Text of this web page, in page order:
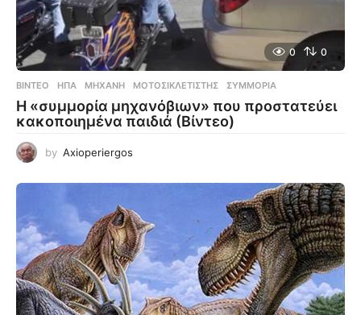
0 0
ΒΊΝΤΕΟ ΗΠΑ ,ΜΗΧΑΝΉ ,ΜΟΤΟΣΙΚΛΕΤΙΣΤΉΣ ,ΣΥΜΜΟΡΊΑ
Η «συμμορία μηχανόβιων» που προστατεύει
κακοποιημένα παιδιά (Βίντεο)
by Axioperiergos